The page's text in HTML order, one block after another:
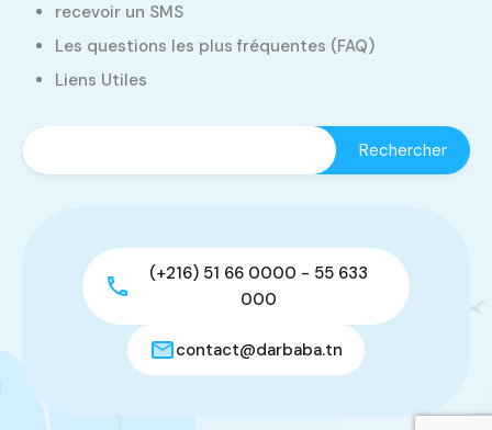
recevoir un SMS
Les questions les plus fréquentes (FAQ)
Liens Utiles
(+216) 51 66 0000 - 55 633
000
contact@darbaba.tn